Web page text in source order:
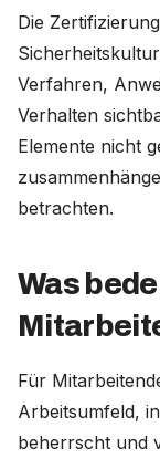
Die
Verfahren,
Verhalten
Elemente nicht
betrachten.
Was
Für
Arbeitsumfeld,
beherrscht und